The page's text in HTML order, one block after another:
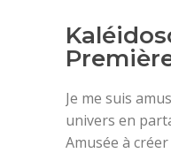
Je me suis
univers en
Amusée à